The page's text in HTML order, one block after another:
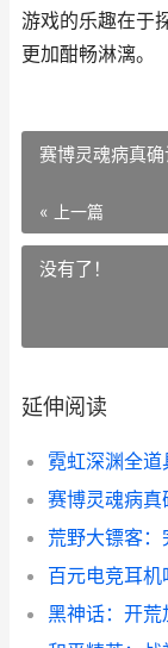
游戏的乐趣在于
更加酣畅淋漓。
赛博灵魂病真
« 上一篇
没有了！
延伸阅读
霓虹深渊全
赛博灵魂病真
荒野大镖客
百元电竞耳机
黑神话：开荒